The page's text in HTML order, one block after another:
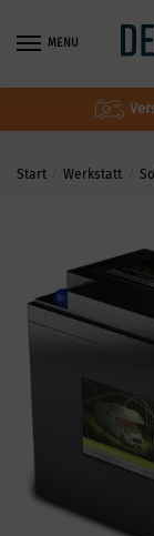
MENU
Start Werkstatt